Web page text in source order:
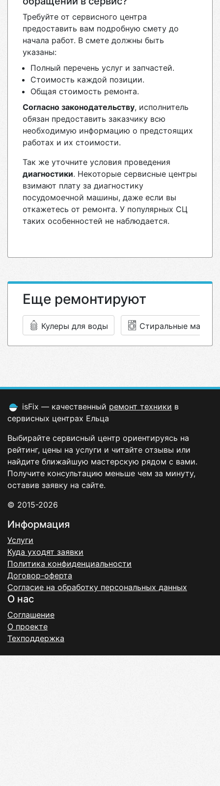
Требуйте от сервисного центра
предоставить вам подробную смету до
начала работ. В смете должны быть
указаны:
Полный перечень услуг и запчастей.
Стоимость каждой позиции.
Общая стоимость ремонта.
Согласно законодательству, исполнитель
обязан предоставить заказчику всю
необходимую информацию о предстоящих
работах и их стоимости.
Так же уточните условия проведения
диагностики. Некоторые сервисные центры
взимают плату за диагностику
посудомоечной машины, даже если вы
откажетесь от ремонта. У популярных СЦ
таких особенностей не наблюдается.
Еще ремонтируют
Кулеры для воды Стиральные
isFix — качественный ремонт техники в
сервисных центрах Ельца
Выбирайте сервисный центр ориентируясь на
рейтинг, цены на услуги и читайте отзывы или
найдите ближайшую мастерскую рядом с вами.
Получите консультацию меньше чем за минуту,
оставив заявку на сайте.
© 2015-2026
Информация
Услуги
Куда уходят заявки
Политика конфиденциальности
Договор-оферта
Согласие на обработку персональных данных
О нас
Соглашение
О проекте
Техподдержка